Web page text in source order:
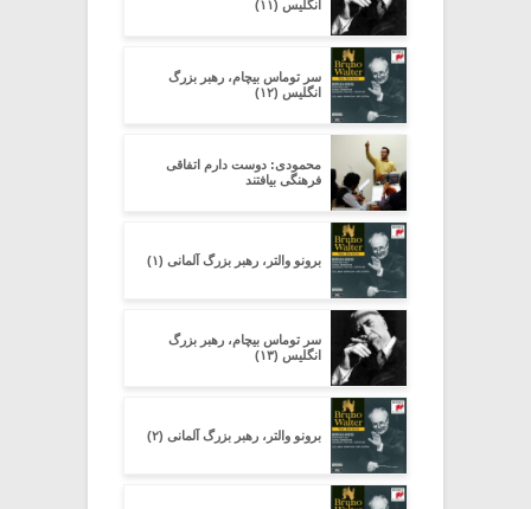
انگلیس (۱۱)
سر توماس بیچام، رهبر بزرگ
انگلیس (۱۲)
محمودی: دوست دارم اتفاقی
فرهنگی بیافتند
برونو والتر، رهبر بزرگ آلمانی (۱)
سر توماس بیچام، رهبر بزرگ
انگلیس (۱۳)
برونو والتر، رهبر بزرگ آلمانی (۲)